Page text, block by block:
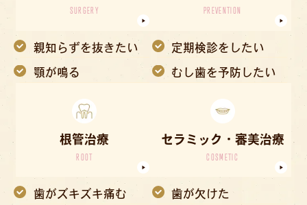
SURGERY
親知らずを抜きたい
顎が鳴る
PREVENTION
定期検診をしたい
むし歯を予防したい
根管治療
ROOT
歯がズキズキ痛む
セラミック・審美治療
COSMETIC
歯が欠けた